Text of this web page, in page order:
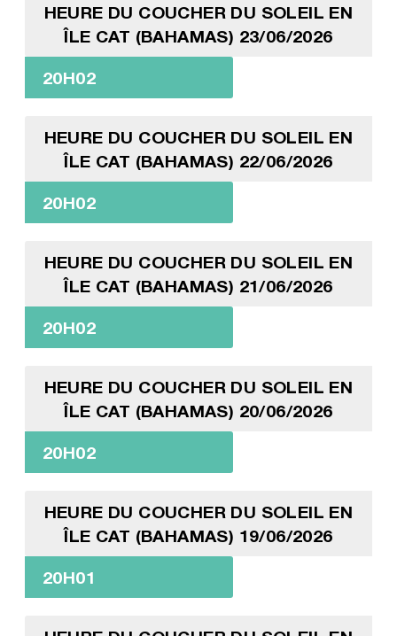
HEURE DU COUCHER DU SOLEIL EN
ÎLE CAT (BAHAMAS) 23/06/2026
20H02
HEURE DU COUCHER DU SOLEIL EN
ÎLE CAT (BAHAMAS) 22/06/2026
20H02
HEURE DU COUCHER DU SOLEIL EN
ÎLE CAT (BAHAMAS) 21/06/2026
20H02
HEURE DU COUCHER DU SOLEIL EN
ÎLE CAT (BAHAMAS) 20/06/2026
20H02
HEURE DU COUCHER DU SOLEIL EN
ÎLE CAT (BAHAMAS) 19/06/2026
20H01